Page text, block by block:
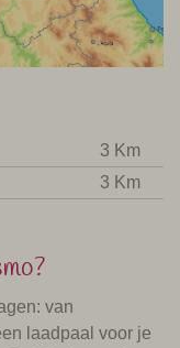
3 Km
3 Km
van
laadpaal voor je